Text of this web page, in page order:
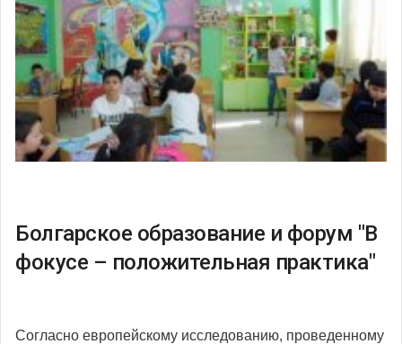
Болгарское образование и форум "В
фокусе – положительная практика"
Согласно европейскому исследованию, проведенному